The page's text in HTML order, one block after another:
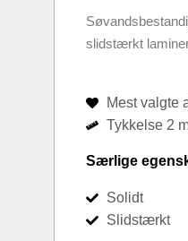
slidstærkt
Mest valgte
Tykkelse 2
Særlige
Solidt
Slidstærkt